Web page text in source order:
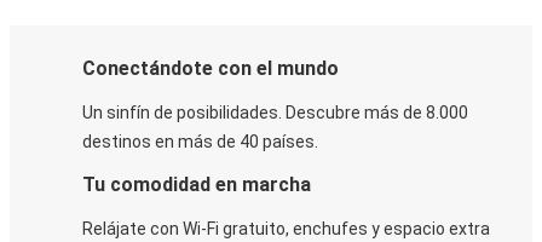
Conectándote con el mundo
Un sinfín de posibilidades. Descubre más de 8.000
destinos en más de 40 países.
Tu comodidad en marcha
Relájate con Wi-Fi gratuito, enchufes y espacio extra